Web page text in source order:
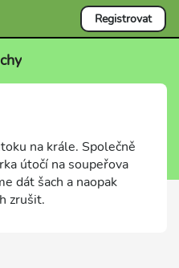
Registrovat
na krále. Společně
útočí na soupeřova
dát šach a naopak
zrušit.